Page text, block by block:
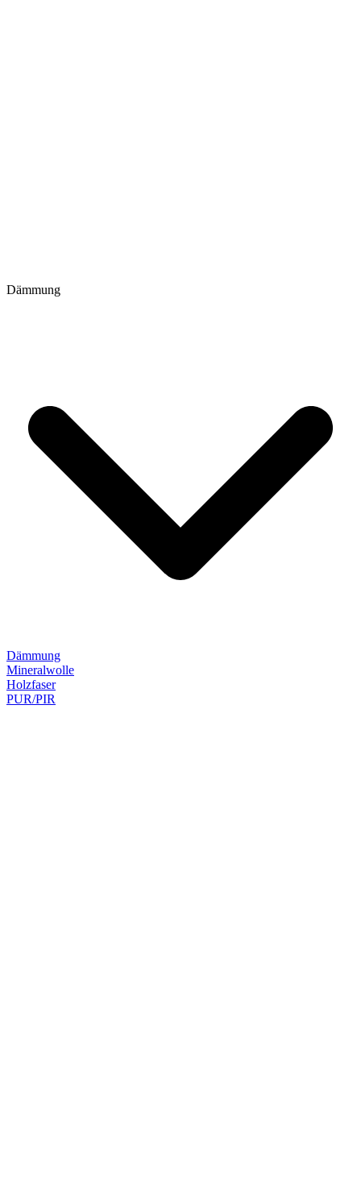
Dämmung
Dämmung
Mineralwolle
Holzfaser
PUR/PIR